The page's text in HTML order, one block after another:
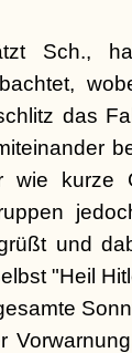
Sch.,
das
wie kurze
und
"Heil